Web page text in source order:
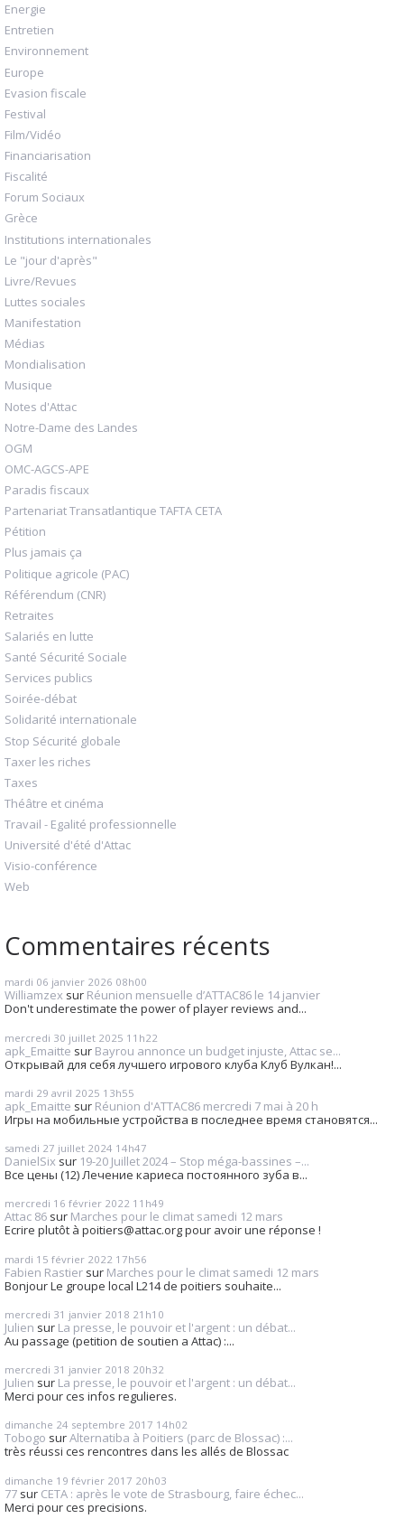
Energie
Entretien
Environnement
Europe
Evasion fiscale
Festival
Film/Vidéo
Financiarisation
Fiscalité
Forum Sociaux
Grèce
Institutions internationales
Le "jour d'après"
Livre/Revues
Luttes sociales
Manifestation
Médias
Mondialisation
Musique
Notes d'Attac
Notre-Dame des Landes
OGM
OMC-AGCS-APE
Paradis fiscaux
Partenariat Transatlantique TAFTA CETA
Pétition
Plus jamais ça
Politique agricole (PAC)
Référendum (CNR)
Retraites
Salariés en lutte
Santé Sécurité Sociale
Services publics
Soirée-débat
Solidarité internationale
Stop Sécurité globale
Taxer les riches
Taxes
Théâtre et cinéma
Travail - Egalité professionnelle
Université d'été d'Attac
Visio-conférence
Web
Commentaires récents
mardi 06 janvier 2026 08h00
Williamzex sur Réunion mensuelle d’ATTAC86 le 14 janvier
Don't underestimate the power of player reviews and...
mercredi 30 juillet 2025 11h22
apk_Emaitte sur Bayrou annonce un budget injuste, Attac se...
Открывай для себя лучшего игрового клуба Клуб Вулкан!...
mardi 29 avril 2025 13h55
apk_Emaitte sur Réunion d'ATTAC86 mercredi 7 mai à 20 h
Игры на мобильные устройства в последнее время становятся...
samedi 27 juillet 2024 14h47
DanielSix sur 19-20 Juillet 2024 – Stop méga-bassines –...
Все цены (12) Лечение кариеса постоянного зуба в...
mercredi 16 février 2022 11h49
Attac 86 sur Marches pour le climat samedi 12 mars
Ecrire plutôt à poitiers@attac.org pour avoir une réponse !
mardi 15 février 2022 17h56
Fabien Rastier sur Marches pour le climat samedi 12 mars
Bonjour Le groupe local L214 de poitiers souhaite...
mercredi 31 janvier 2018 21h10
Julien sur La presse, le pouvoir et l'argent : un débat...
Au passage (petition de soutien a Attac) :...
mercredi 31 janvier 2018 20h32
Julien sur La presse, le pouvoir et l'argent : un débat...
Merci pour ces infos regulieres.
dimanche 24 septembre 2017 14h02
Tobogo surAlternatiba à Poitiers (parc de Blossac) :...
très réussi ces rencontres dans les allés de Blossac
dimanche 19 février 2017 20h03
77 sur CETA : après le vote de Strasbourg, faire échec...
Merci pour ces precisions.